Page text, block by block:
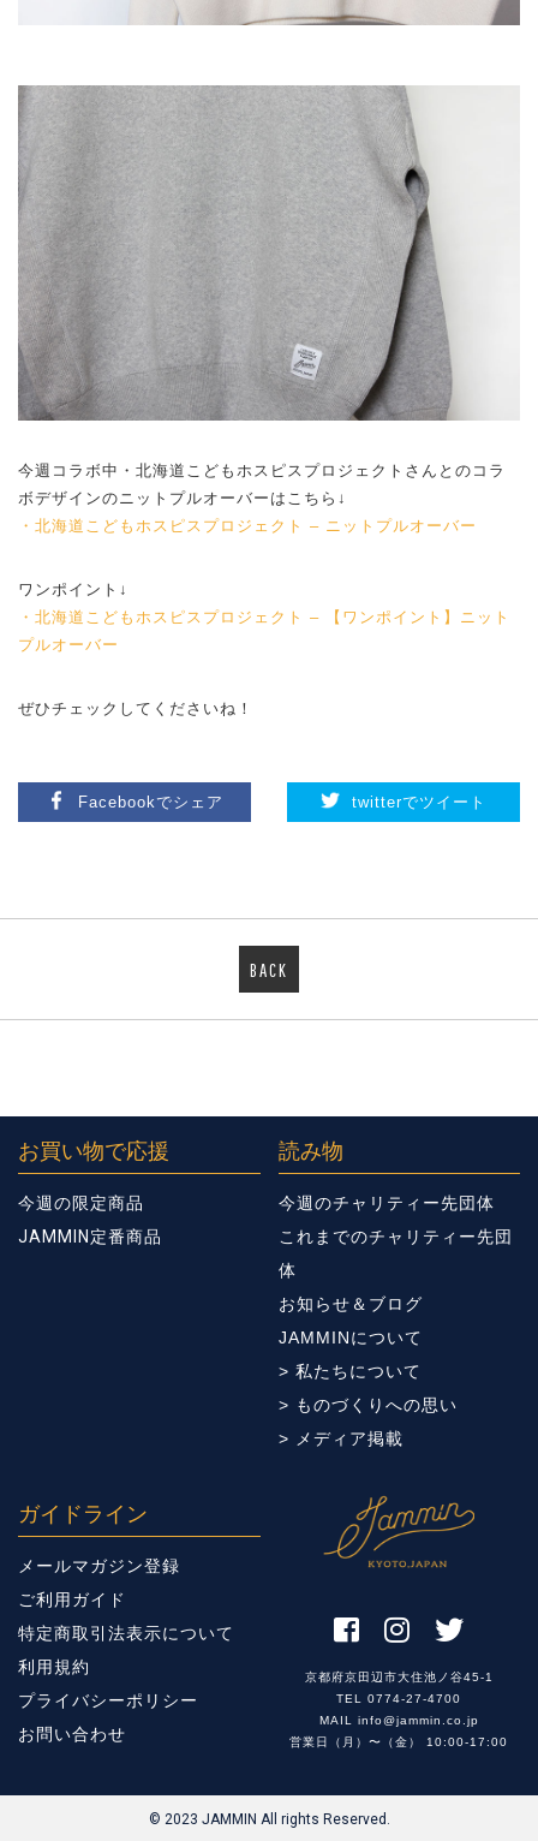
今週コラボ中・北海道こどもホスピスプロジェクトさんとのコラ
ボデザインのニットプルオーバーはこちら↓
・北海道こどもホスピスプロジェクト – ニットプルオーバー
ワンポイント↓
・北海道こどもホスピスプロジェクト – 【ワンポイント】ニット
プルオーバー
ぜひチェックしてくださいね！
Facebookでシェア twitterでツイート
BACK
お買い物で応援
今週の限定商品
JAMMIN定番商品
読み物
今週のチャリティー先団体
これまでのチャリティー先団
体
お知らせ＆ブログ
JAMMINについて
> 私たちについて
> ものづくりへの思い
> メディア掲載
ガイドライン
メールマガジン登録
ご利用ガイド
特定商取引法表示について
利用規約
プライバシーポリシー
お問い合わせ
京都府京田辺市大住池ノ谷45-1
TEL 0774-27-4700
MAIL info@jammin.co.jp
営業日（月）〜（金） 10:00-17:00
© 2023 JAMMIN All rights Reserved.